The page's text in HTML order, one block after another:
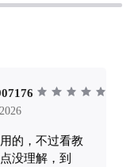
后不管你人在哪
ycat.app.hapi --- ## 它和 Happy 有什么区别？ 很
启发做的，但设
https://
的，不过看教
没理解，到